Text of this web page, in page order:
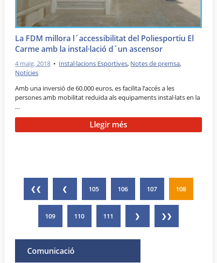
La FDM millora l´accessibilitat del Poliesportiu El
Carme amb la instal·lació d´un ascensor
4 maig, 2018 • Instal·lacions Esportives, Notes de premsa,
Notícies
Amb una inversió de 60.000 euros, es facilita l’accés a les
persones amb mobilitat reduïda als equipaments instal·lats en la
…
Llegir més
❮❮ ❮ 105 106 107 108
109 110 111 ❯ ❯❯
Comunicació